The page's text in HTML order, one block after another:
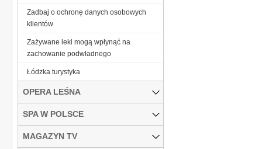
Zadbaj o ochronę danych osobowych
klientów
Zażywane leki mogą wpłynąć na
zachowanie podwładnego
Łódzka turystyka
OPERA LEŚNA
SPA W POLSCE
MAGAZYN TV